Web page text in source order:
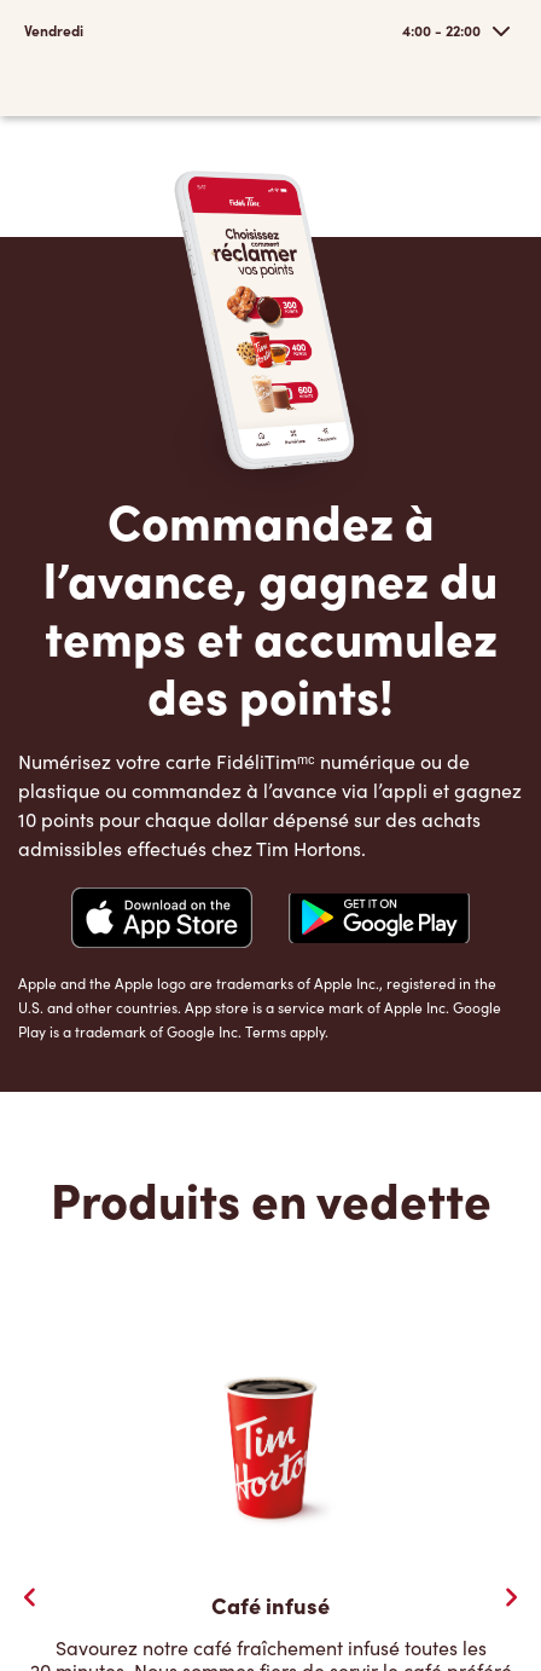
Vendredi 4:00 - 22:00
Commandez à
l’avance, gagnez du
temps et accumulez
des points!
Numérisez votre carte FidéliTimᵐᶜ numérique ou de
plastique ou commandez à l’avance via l’appli et gagnez
10 points pour chaque dollar dépensé sur des achats
admissibles effectués chez Tim Hortons.
Apple and the Apple logo are trademarks of Apple Inc., registered in the
U.S. and other countries. App store is a service mark of Apple Inc. Google
Play is a trademark of Google Inc. Terms apply.
Produits en vedette
Café infusé
Savourez notre café fraîchement infusé toutes les